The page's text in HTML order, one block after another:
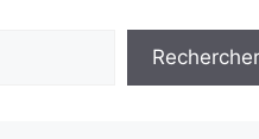
Rechercher